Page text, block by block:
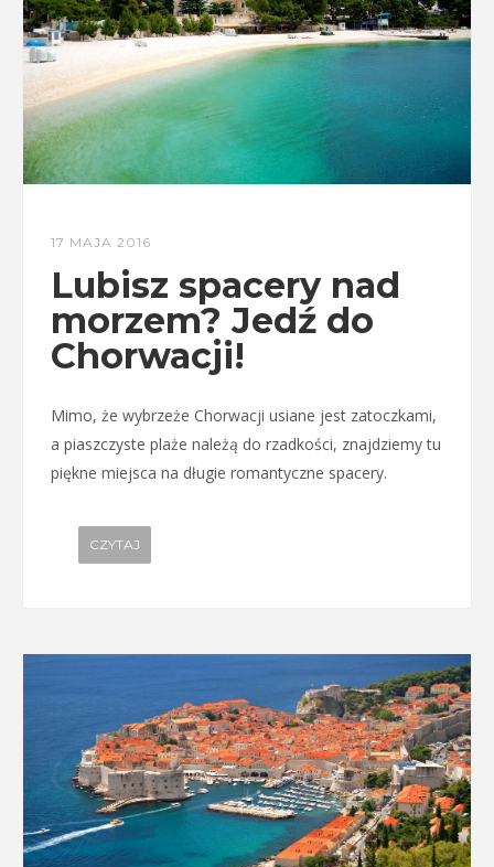
17 MAJA 2016
Lubisz spacery nad
morzem? Jedź do
Chorwacji!
Mimo, że wybrzeże Chorwacji usiane jest zatoczkami,
a piaszczyste plaże należą do rzadkości, znajdziemy tu
piękne miejsca na długie romantyczne spacery.
CZYTAJ